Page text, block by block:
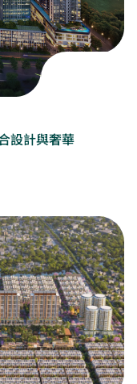
設計與奢華